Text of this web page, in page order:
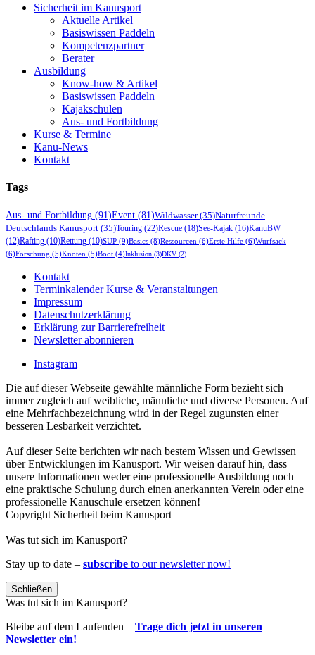
Sicherheit im Kanusport
Aktuelle Artikel
Basiswissen Paddeln
Kompetenzpartner
Berater
Ausbildung
Know-how & Artikel
Basiswissen Paddeln
Kajakschulen
Aus- und Fortbildung
Kurse & Termine
Kanu-News
Kontakt
Tags
Aus- und Fortbildung (91)Event (81)Wildwasser(35)Naturfreunde
Deutschlands Kanusport (35)Touring (22)Rescue (18)See-Kajak (16)KanuBW
(12)Rafting (10)Rettung (10)SUP (9)Basics (8)Ressourcen (6)Erste Hilfe (6)Wurfsack
(6)Forschung (5)Knoten (5)Boot (4)Inklusion (3)DKV (2)
Kontakt
Terminkalender Kurse & Veranstaltungen
Impressum
Datenschutzerklärung
Erklärung zur Barrierefreiheit
Newsletter abonnieren
Instagram
Die auf dieser Webseite gewählte männliche Form bezieht sich
immer zugleich auf weibliche, männliche und diverse Personen. Auf
eine Mehrfachbezeichnung wird in der Regel zugunsten einer
besseren Lesbarkeit verzichtet.
Auf dieser Seite berichten wir nach bestem Wissen und Gewissen
über Entwicklungen im Kanusport. Wir weisen darauf hin, dass
unsere Informationen weder eine professionelle Ausbildung noch
eine praktische Schulung durch einen anerkannten Verein oder eine
professionelle Kanuschule ersetzen können!
Copyright Sicherheit beim Kanusport
Was tut sich im Kanusport?
Stay up to date – subscribe to our newsletter now!
Schließen
Was tut sich im Kanusport?
Bleibe auf dem Laufenden – Trage dich jetzt in unseren
Newsletter ein!